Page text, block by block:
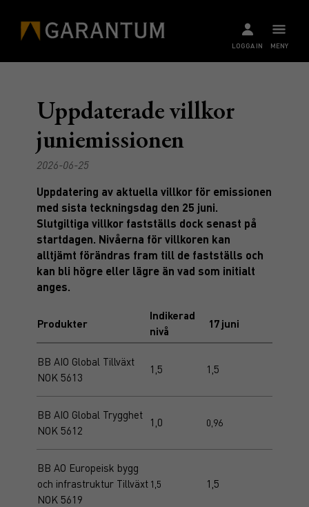
MENY
LOGGA IN
Uppdaterade villkor
juniemissionen
2026-06-25
Uppdatering av aktuella villkor för emissionen
med sista teckningsdag den 25 juni.
Slutgiltiga villkor fastställs dock senast på
startdagen. Nivåerna för villkoren kan
alltjämt förändras fram till de fastställs och
kan bli högre eller lägre än vad som initialt
anges.
Produkter
Indikerad
nivå
17 juni
BB AIO Global Tillväxt
NOK 5613
1,5 1,5
BB AIO Global Trygghet
NOK 5612
1,0 0,96
BB AO Europeisk bygg
och infrastruktur Tillväxt
NOK 5619
1,5 1,5